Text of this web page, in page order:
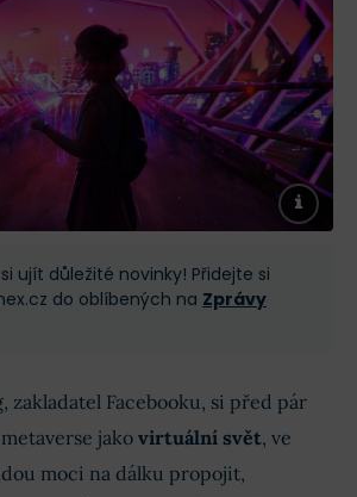
ujít důležité novinky! Přidejte si
do oblíbených na Zprávy
zakladatel Facebooku, si před pár
jako virtuální svět, ve
moci na dálku propojit,